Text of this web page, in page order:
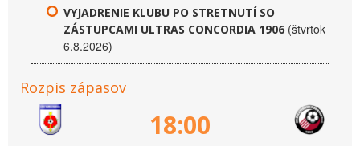
VYJADRENIE KLUBU PO STRETNUTÍ SO
ZÁSTUPCAMI ULTRAS CONCORDIA 1906 (štvrtok
6.8.2026)
Rozpis zápasov
18:00